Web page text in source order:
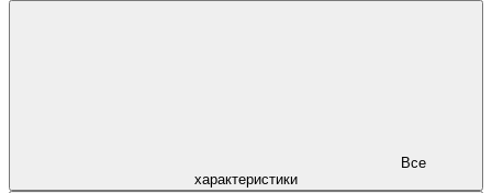
характеристики